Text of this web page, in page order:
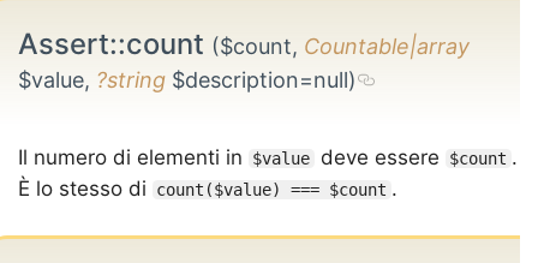
Assert::count ($count, Countable|array
$value, ?string $description=null)
Il numero di elementi in $value deve essere $count .
È lo stesso di
count($value) === $count .